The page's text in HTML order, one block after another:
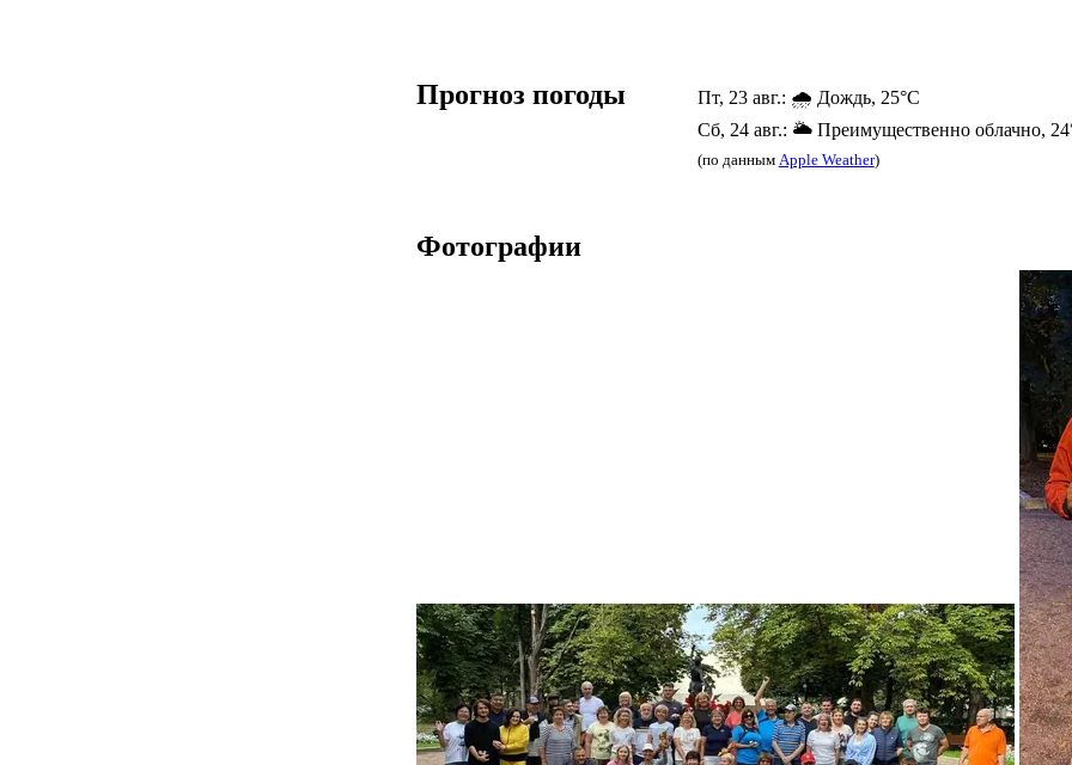
Прогноз погоды
Пт, 23 авг.: 🌧️ Дождь, 25°C
Сб, 24 авг.: 🌥️ Преимущественно облачно,
(по данным Apple Weather)
Фотографии